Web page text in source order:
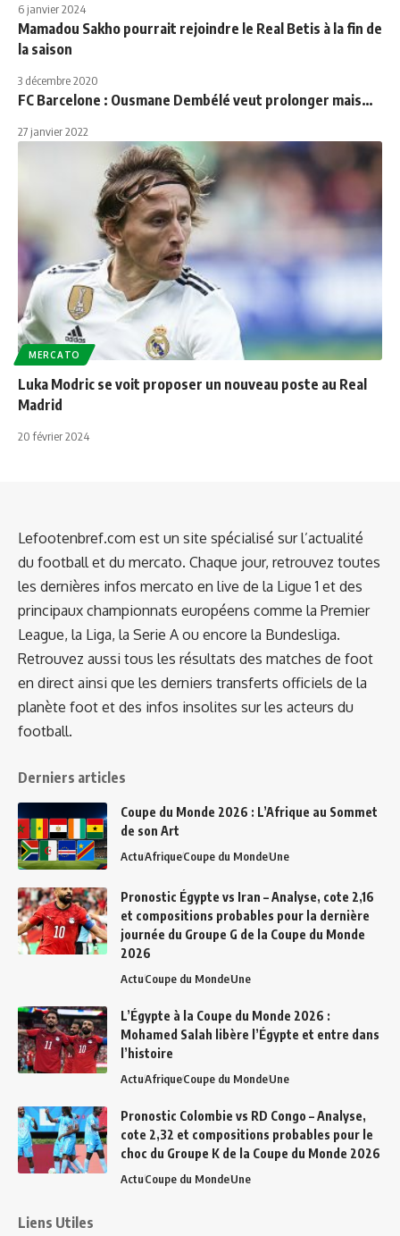
6 janvier 2024
Mamadou Sakho pourrait rejoindre le Real Betis à la fin de
la saison
3 décembre 2020
FC Barcelone : Ousmane Dembélé veut prolonger mais…
27 janvier 2022
MERCATO
Luka Modric se voit proposer un nouveau poste au Real
Madrid
20 février 2024
Lefootenbref.com est un site spécialisé sur l’actualité
du football et du mercato. Chaque jour, retrouvez toutes
les dernières infos mercato en live de la Ligue 1 et des
principaux championnats européens comme la Premier
League, la Liga, la Serie A ou encore la Bundesliga.
Retrouvez aussi tous les résultats des matches de foot
en direct ainsi que les derniers transferts officiels de la
planète foot et des infos insolites sur les acteurs du
football.
Derniers articles
Coupe du Monde 2026 : L’Afrique au Sommet
de son Art
ActuAfriqueCoupe du MondeUne
Pronostic Égypte vs Iran – Analyse, cote 2,16
et compositions probables pour la dernière
journée du Groupe G de la Coupe du Monde
2026
ActuCoupe du MondeUne
L’Égypte à la Coupe du Monde 2026 :
Mohamed Salah libère l’Égypte et entre dans
l’histoire
ActuAfriqueCoupe du MondeUne
Pronostic Colombie vs RD Congo – Analyse,
cote 2,32 et compositions probables pour le
choc du Groupe K de la Coupe du Monde 2026
ActuCoupe du MondeUne
Liens Utiles